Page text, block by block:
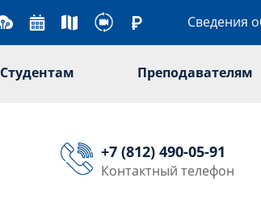
Сведения
Студентам Преподавателям
+7 (812) 490-05-91
Контактный телефон